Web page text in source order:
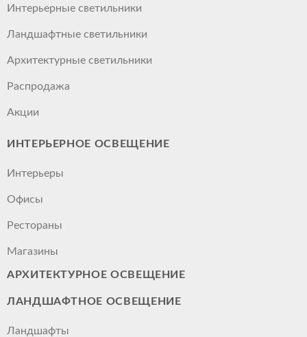
Интерьерные светильники
Ландшафтные светильники
Архитектурные светильники
Распродажа
Акции
ИНТЕРЬЕРНОЕ ОСВЕЩЕНИЕ
Интерьеры
Офисы
Рестораны
Магазины
АРХИТЕКТУРНОЕ ОСВЕЩЕНИЕ
ЛАНДШАФТНОЕ ОСВЕЩЕНИЕ
Ландшафты